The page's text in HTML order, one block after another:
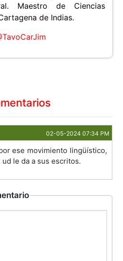
Maestro de Ciencias
de Indias.
02-05-2024 07:34 PM
ese movimiento lingüístico,
le da a sus escritos.